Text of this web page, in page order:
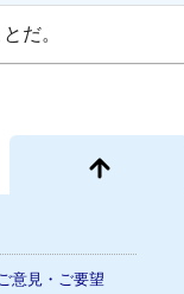
だ。
意見・ご要望